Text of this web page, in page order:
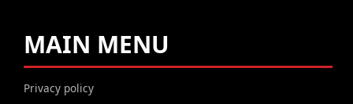
MAIN MENU
Privacy policy